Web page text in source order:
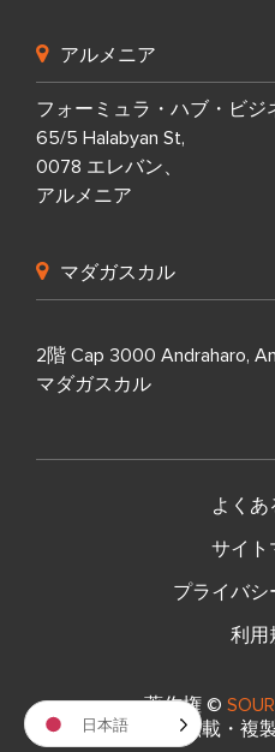
アルメニア
フォーミュラ・ハブ・ビジ
65/5 Halabyan St,
0078 エレバン、
アルメニア
マダガスカル
2階 Cap 3000 Andraharo,
マダガスカル
よくあ
サイト
プライバシ
利用
著作権 ©
無断転載・複
日本語